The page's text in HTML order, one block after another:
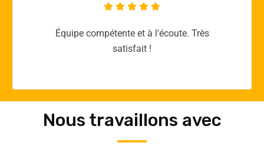
Merci yellow365.work pour votre expertise!
Nous travaillons avec